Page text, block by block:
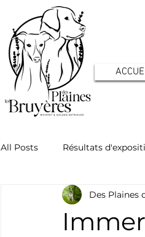
All Posts Résultats
Actualités de l'élevage -
Des Plaines